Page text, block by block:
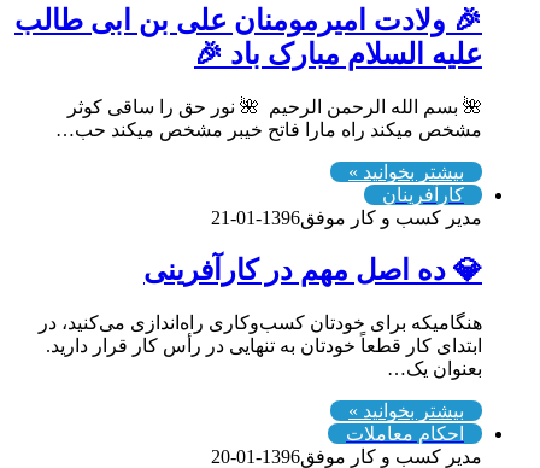
‎🎉 ولادت امیرمومنان علی بن ابی طالب
علیه السلام مبارک باد 🎉
🌺 بسم الله الرحمن الرحیم 🌺 نور حق را ساقی کوثر
مشخص میکند راه مارا فاتح خیبر مشخص میکند حب…
بیشتر بخوانید »
کارآفرینان
مدیر کسب و کار موفق1396-01-21
💎 ده اصل مهم در کارآفرینی
هنگامیکه برای خودتان کسب‌وکاری راه‌اندازی می‌کنید، در
ابتدای کار قطعاً خودتان به تنهایی در رأس کار قرار دارید.
بعنوان یک…
بیشتر بخوانید »
احکام معاملات
مدیر کسب و کار موفق1396-01-20